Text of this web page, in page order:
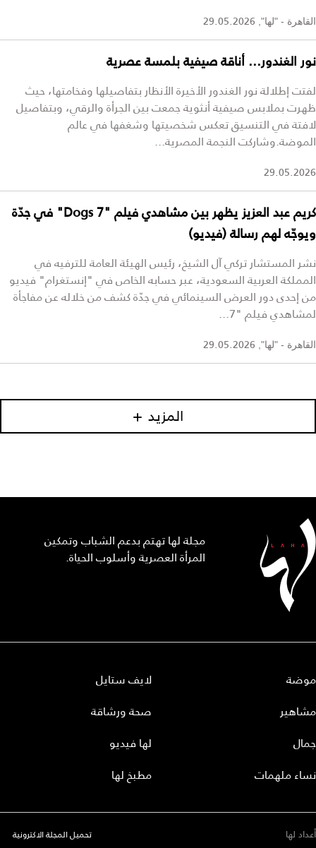
القاهرة - "لها", 29.05.2026
نور الغندور... أناقة صيفية بلمسة عصرية
لفتت إطلالة نور الغندور الأخيرة الأنظار بتفاصيلها وفخامتها، حيث
ظهرت بملابس صيفية أنثوية جمعت بين الجرأة والرقي، وبتفاصيل
لافتة في التنسيق تعكس شخصيتها وشغفها في عالم
الموضة.وشاركت النجمة المصرية...
29.05.2026
كريم عبد العزيز يظهر بين مشاهدي فيلم "7 Dogs" في جدّة
ويوجّه لهم رسالة (فيديو)
نشر المستشار تركي آل الشيخ، رئيس الهيئة العامة للترفيه في
المملكة العربية السعودية، عبر حسابه الخاص في "إنستغرام" فيديو
من إحدى دور العرض السينمائي في جدّة كشف من خلاله عن مفاجأة
لمشاهدي فيلم "7...
القاهرة - "لها", 29.05.2026
المزيد
مجلة لها تهتم بدعم الشباب وتمكين
المرأة العصرية وأسلوب الحياة.
موضة
مشاهير
جمال
نساء ملهمات
لايف ستايل
صحة ورشاقة
لها فيديو
مطبخ لها
أعداد لها تحميل المجلة الاكترونية